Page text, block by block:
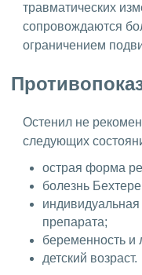
травматических
сопровождаются
ограничением
Остенил не
следующих
острая форма
болезнь
препарата;
беременность и
детский возраст.